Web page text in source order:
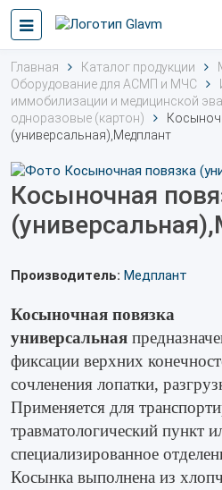
Главная Каталог продукции
Оборудование для АСМП и МЧС
иммобилизации и медицинской
одноразовые (картон)
(универсальная),Медплант
Косыночная
Производитель: Медплант
Косыночная повязка
универсальная
фиксации верхних
сочленения лопатки,
Применяется для
травматологический пункт
специализированное
Косынка выполнена из